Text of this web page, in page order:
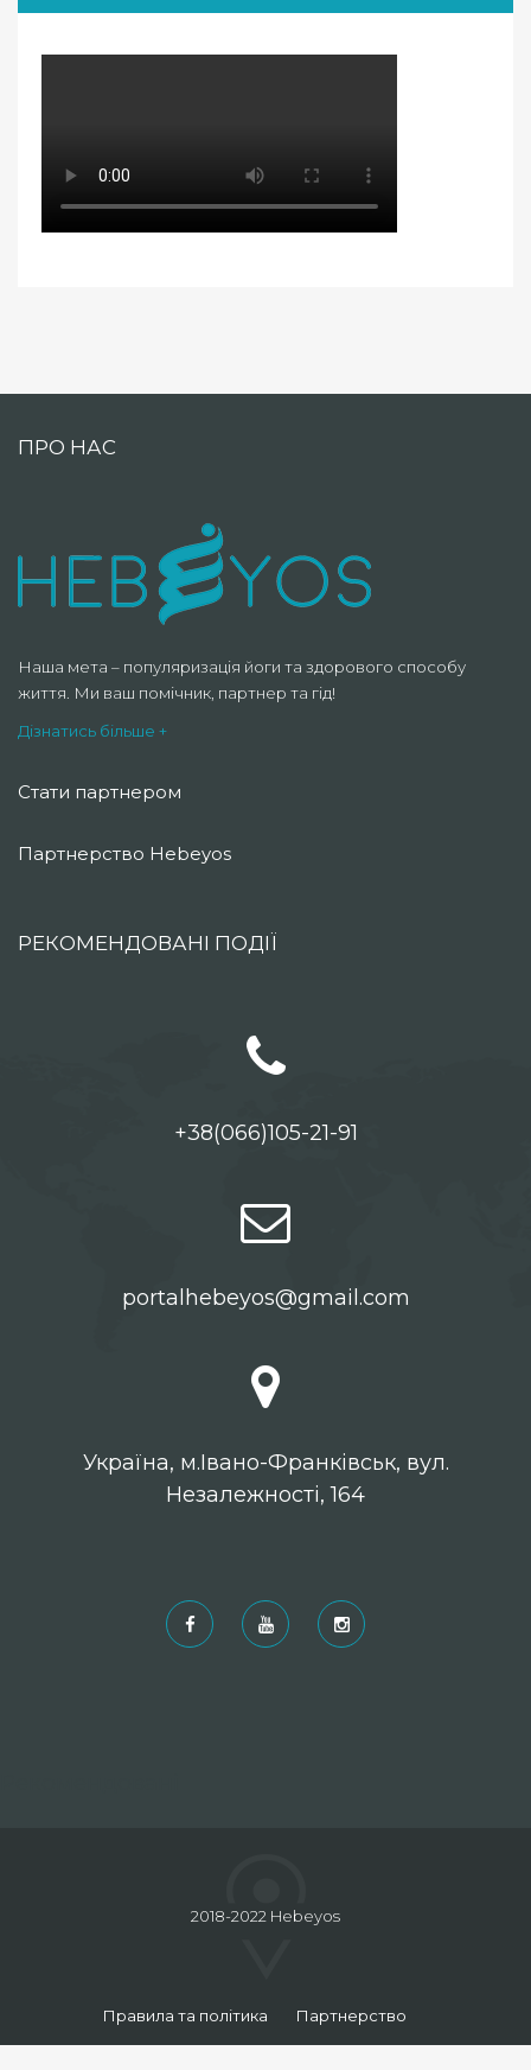
ПРО НАС
Наша мета – популяризація йоги та здорового способу
життя. Ми ваш помічник, партнер та гід!
Дізнатись більше +
Стати партнером
Партнерство Hebeyos
РЕКОМЕНДОВАНІ ПОДІЇ
+38(066)105-21-91
portalhebeyos@gmail.com
Українa, м.Івано-Франківськ, вул.
Незалежності, 164
2018-2022 Hebeyos
Правила та політика Партнерство